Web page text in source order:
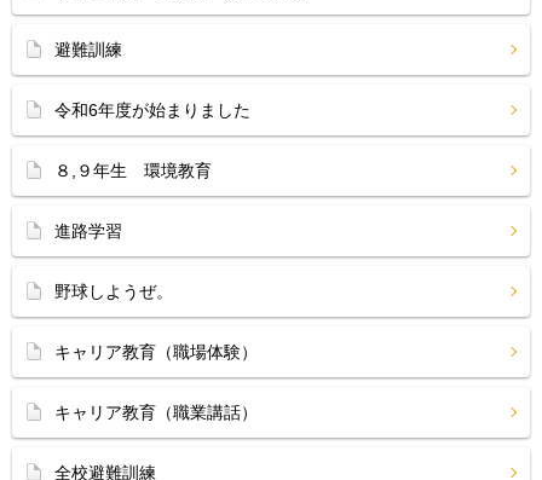
避難訓練
令和6年度が始まりました
８,９年生 環境教育
進路学習
野球しようぜ。
キャリア教育（職場体験）
キャリア教育（職業講話）
全校避難訓練